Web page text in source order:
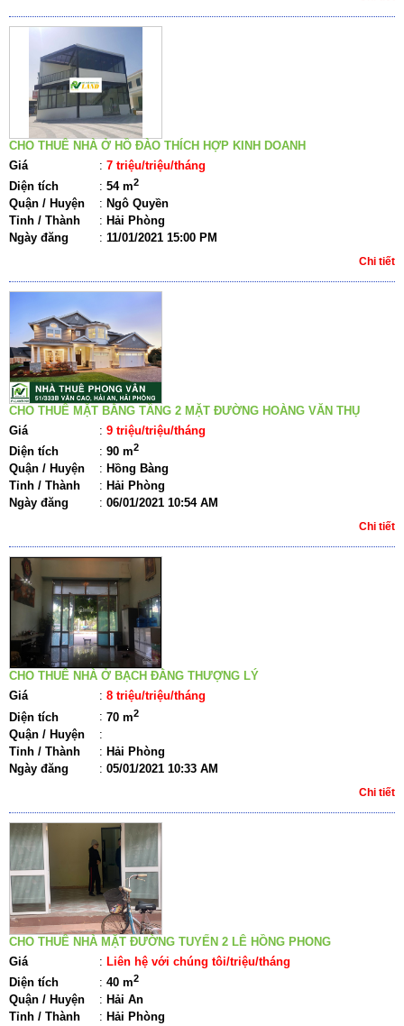
CHO THUÊ NHÀ Ở HỒ ĐÀO THÍCH HỢP KINH DOANH
Giá
: 7 triệu/triệu/tháng
Diện tích
: 54 m2
Quận / Huyện : Ngô Quyền
Tỉnh / Thành
: Hải Phòng
Ngày đăng
: 11/01/2021 15:00 PM
Chi tiết
CHO THUÊ MẶT BẰNG TẦNG 2 MẶT ĐƯỜNG HOÀNG VĂN THỤ
Giá
: 9 triệu/triệu/tháng
Diện tích
: 90 m2
Quận / Huyện : Hồng Bàng
Tỉnh / Thành
: Hải Phòng
Ngày đăng
: 06/01/2021 10:54 AM
Chi tiết
CHO THUÊ NHÀ Ở BẠCH ĐẰNG THƯỢNG LÝ
Giá
: 8 triệu/triệu/tháng
Diện tích
: 70 m2
Quận / Huyện
:
Tỉnh / Thành
: Hải Phòng
Ngày đăng
: 05/01/2021 10:33 AM
Chi tiết
CHO THUÊ NHÀ MẶT ĐƯỜNG TUYẾN 2 LÊ HỒNG PHONG
Giá
: Liên hệ với chúng tôi/triệu/tháng
Diện tích
: 40 m2
Quận / Huyện : Hải An
Tỉnh / Thành
: Hải Phòng